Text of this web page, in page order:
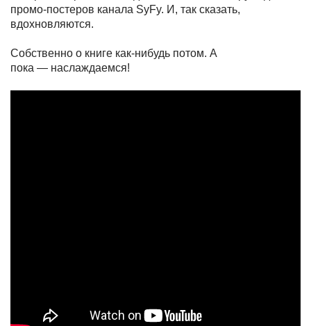
промо-постеров канала SyFy. И, так сказать,
вдохновляются.
Собственно о книге как-нибудь потом. А
пока — наслаждаемся!